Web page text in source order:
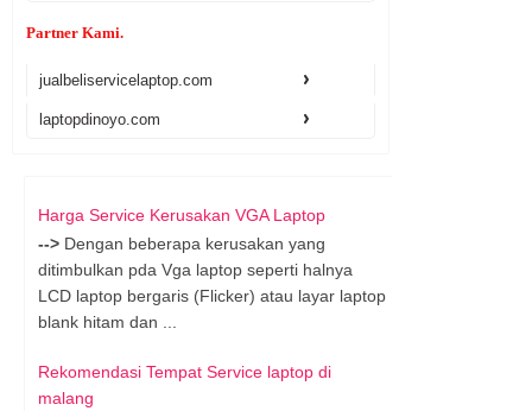
Partner Kami.
jualbeliservicelaptop.com
laptopdinoyo.com
Harga Service Kerusakan VGA Laptop
--> Dengan beberapa kerusakan yang
ditimbulkan pda Vga laptop seperti halnya
LCD laptop bergaris (Flicker) atau layar laptop
blank hitam dan ...
Rekomendasi Tempat Service laptop di
malang